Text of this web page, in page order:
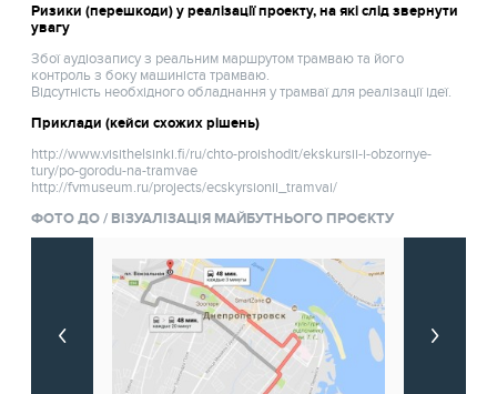
Ризики (перешкоди) у реалізації проекту, на які слід звернути
увагу
Збої аудіозапису з реальним маршрутом трамваю та його
контроль з боку машиніста трамваю.
Відсутність необхідного обладнання у трамваї для реалізації ідеї.
Приклади (кейси схожих рішень)
http://www.visithelsinki.fi/ru/chto-proishodit/ekskursii-i-obzornye-
tury/po-gorodu-na-tramvae
http://fvmuseum.ru/projects/ecskyrsionii_tramvai/
ФОТО ДО / ВІЗУАЛІЗАЦІЯ МАЙБУТНЬОГО ПРОЄКТУ